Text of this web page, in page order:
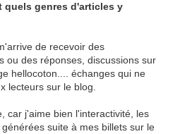
quels genres d'articles y
de recevoir des
ou des réponses, discussions sur
hellocoton.... échanges qui ne
lecteurs sur le blog.
car j'aime bien l'interactivité, les
suite à mes billets sur le